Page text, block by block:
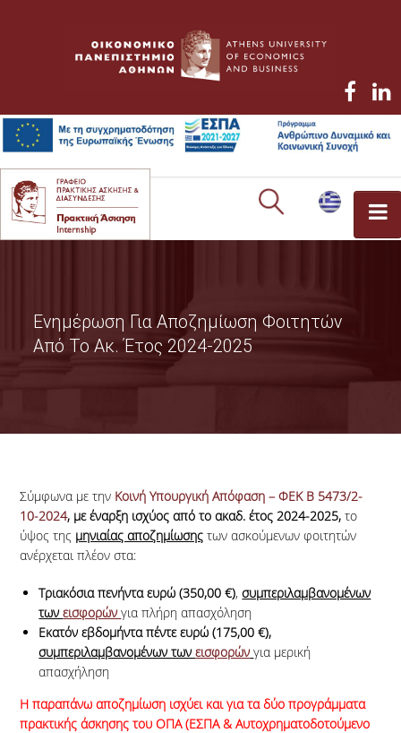
ΤΟ ΠΡΟΓΡΑΜΜΑ
ΝΟΜΟΘΕΣΙΑ
ΔΙΑΔΙΚΑΣΙΕΣ
ΑΠΟΓΡΑΦΗ ΕΦΚΑ
AΠΟΖΗΜΙΩΣΗ ΦΟΙΤΗΤΩΝ
ΕΓΓΡΑΦΑ ΠΡΑΚΤΙΚΗΣ ΑΣΚΗΣΗΣ
TESTIMONIALS ΦΟΙΤΗΤΩΝ
Ενημέρωση Για Αποζημίωση Φοιτητών
Από Το Ακ. Έτος 2024-2025
Σύμφωνα με την Κοινή Υπουργική Απόφαση – ΦΕΚ Β 5473/2-
10-2024, με έναρξη ισχύος από το ακαδ. έτος 2024-2025,το
ύψος της μηνιαίας αποζημίωσης των ασκούμενων φοιτητών
ανέρχεται πλέον στα:
Τριακόσια πενήντα ευρώ (350,00 €),συμπεριλαμβανομένων
τωνεισφορώνγια πλήρη απασχόληση
Εκατόν εβδομήντα πέντε ευρώ (175,00 €),
συμπεριλαμβανομένων τωνεισφορών για μερική
απασχήληση
H παραπάνω αποζημίωση ισχύει και για τα δύο προγράμματα
πρακτικής άσκησης του ΟΠΑ (ΕΣΠΑ & Αυτοχρηματοδοτούμενο